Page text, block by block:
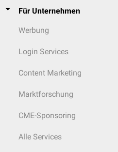
Für Unternehmen
Werbung
Login Services
Content Marketing
Marktforschung
CME-Sponsoring
Alle Services